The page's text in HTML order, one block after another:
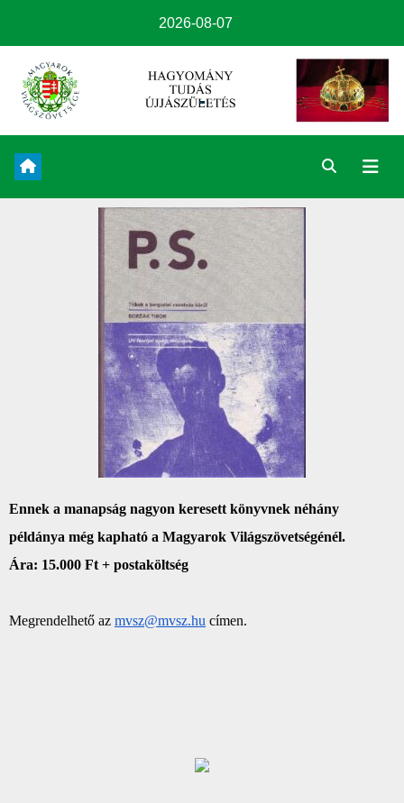
2026-08-07
Ennek a manapság nagyon keresett könyvnek néhány
példánya még kapható a Magyarok Világszövetségénél.
Ára: 15.000 Ft + postaköltség
Megrendelhető az mvsz@mvsz.hu címen.